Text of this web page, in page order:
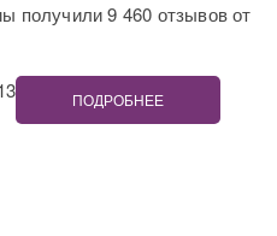
получили 9 460 отзывов от
ПОДРОБНЕЕ